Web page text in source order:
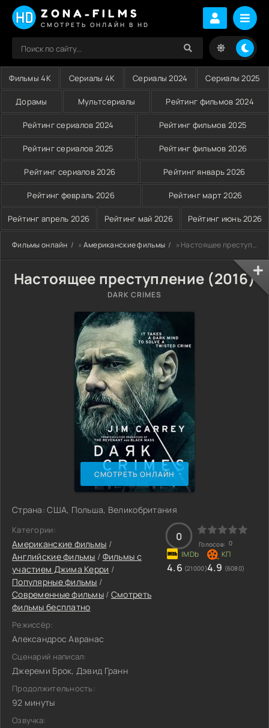
ZONA-FILMS
СМОТРЕТЬ ОНЛАЙН В HD
Фильмы 4K Сериалы 4K Сериалы 2024 Сериалы 2025
Дорамы Мультсериалы Рейтинг фильмов 2024
Рейтинг сериалов 2024 Рейтинг фильмов 2025
Рейтинг сериалов 2025 Рейтинг фильмов 2026
Рейтинг сериалов 2026 Рейтинг январь 2026
Рейтинг февраль 2026 Рейтинг март 2026
Рейтинг апрель 2026 Рейтинг май 2026 Рейтинг июнь 2026
Фильмы онлайн » Американские фильмы » Настоящее преступление (2016)
Настоящее преступление (2016)
DARK CRIMES
СМОТРЕТЬ ОНЛАЙН
Страна: США, Польша, Великобритания
Категории:
Американские фильмы /
Английские фильмы / Фильмы c
участием Джима Керри /
Популярные фильмы /
Современные фильмы / Смотреть
фильмы бесплатно
Режиссёр:
Александрос Авранас
Сценарий написал:
Джереми Брок, Дэвид Гранн
Продолжительность:
92 минуты
Озвучка:
0
Голосов: 0
4.6 (21000)4.9 (6080)